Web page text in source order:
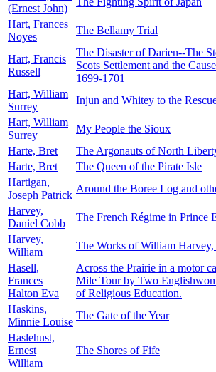
(Ernest John)
Hart, Frances
Noyes
The Bellamy Trial
Hart, Francis
Russell
The Disaster of Darien--The
Scots Settlement and the
1699-1701
Hart, William
Surrey
Injun and Whitey to the
Hart, William
Surrey
My People the Sioux
Harte, Bret
The Argonauts of North
Harte, Bret
The Queen of the Pirate Isle
Hartigan,
Joseph Patrick
Around the Boree Log and
Harvey,
Daniel Cobb
The French Régime in Prince
Harvey,
William
The Works of William
Hasell,
Frances
Halton Eva
Across the Prairie in a motor
Mile Tour by Two
of Religious Education.
Haskins,
Minnie Louise
The Gate of the Year
Haslehust,
Ernest
William
The Shores of Fife